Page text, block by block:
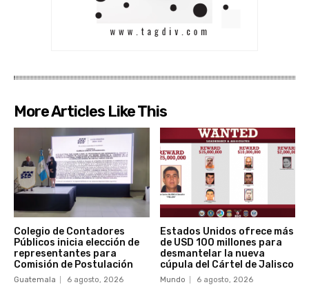
More Articles Like This
Colegio de Contadores
Públicos inicia elección de
representantes para
Comisión de Postulación
Guatemala 6 agosto, 2026
Estados Unidos ofrece más
de USD 100 millones para
desmantelar la nueva
cúpula del Cártel de Jalisco
Mundo 6 agosto, 2026